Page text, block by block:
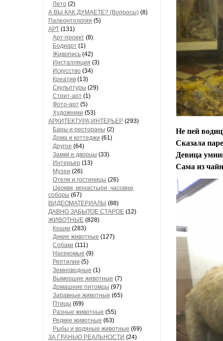
Лето (2)
А ВЫ КАК ДУМАЕТЕ? (Вопросы) (8)
Палеонтология (5)
АРТ (131)
Арт-проект (8)
Бодиарт (1)
Живопись (42)
Инсталляция (3)
Искусство (34)
Креатив (13)
Скульптуры (29)
Стрит-арт (1)
Фото-арт (5)
Художники (53)
АРХИТЕКТУРА,ИНТЕРЬЕР (293)
Бары и рестораны (2)
Дома и коттеджи (61)
Другое (64)
Замки и дворцы (33)
Интерьер (13)
Музеи (26)
Отели и гостиницы (26)
Церкви, монастыри, часовни,
соборы (67)
ВИДЕОМАТЕРИАЛЫ (88)
ДАВНО ЗАБЫТОЕ СТАРОЕ (12)
ЖИВОТНЫЕ (828)
Кошки (283)
Дикие животные (127)
Собаки (111)
Насекомые (9)
Рептилии (5)
Земноводные (1)
Вымершие животные (7)
Домашние питомцы (97)
Забавные животные (65)
Птицы (69)
Разные животные (55)
Редкие животные (63)
Рыбы и водяные животные (69)
ЗА ГРАНЬЮ РЕАЛЬНОСТИ (24)
Не пей
Сказала
Девица
Сама из